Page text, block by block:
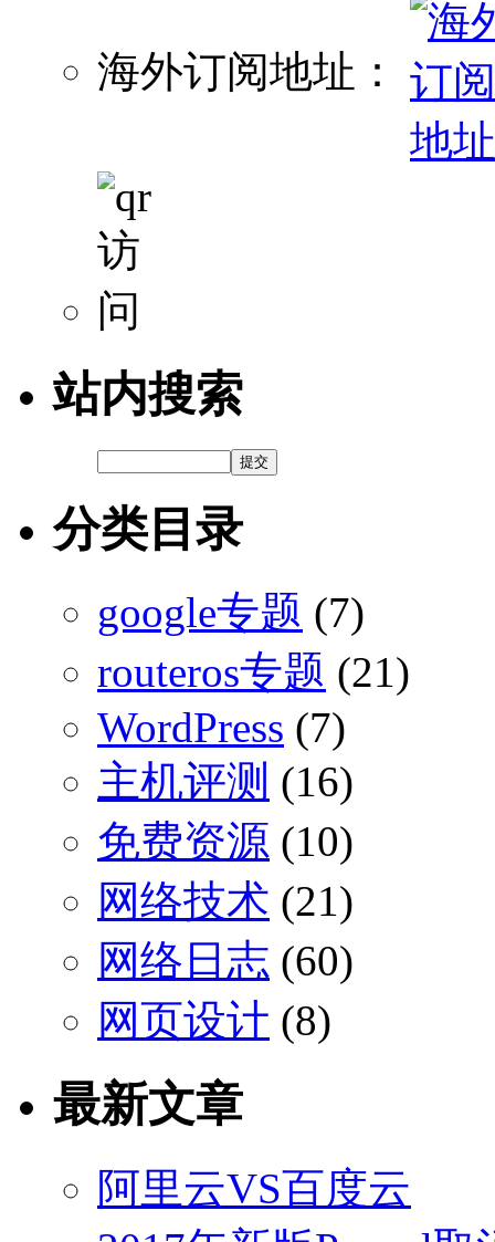
海外订阅地址：
站内搜索
分类目录
google专题 (7)
routeros专题 (21)
WordPress (7)
主机评测 (16)
免费资源 (10)
网络技术 (21)
网络日志 (60)
网页设计 (8)
最新文章
阿里云VS百度云